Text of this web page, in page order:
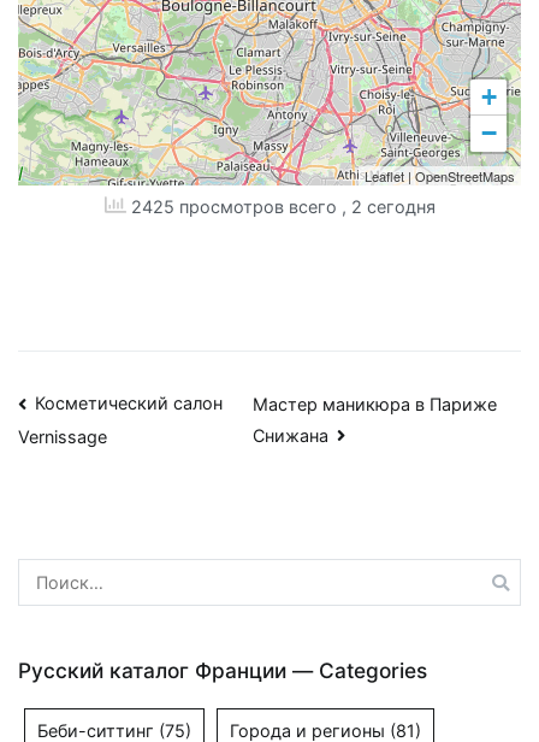
+
−
Leaflet|OpenStreetMaps
2425 просмотров всего , 2 сегодня
Навигация
Косметический салон
Vernissage
Мастер маникюра в Париже
Снижана
Найти:
Русский каталог Франции — Categories
Беби-ситтинг (75) Города и регионы (81)